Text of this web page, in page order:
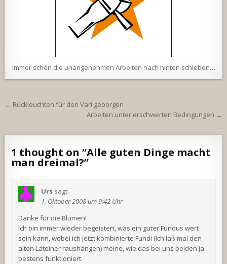
Immer schön die unangenehmen Arbeiten nach hinten schieben…
Beitragsnavigation
← Rückleuchten für den Vari geborgen
Arbeiten unter erschwerten Bedingungen →
1 thought on “Alle guten Dinge macht
man dreimal?”
Urs sagt:
1. Oktober 2008 um 9:42 Uhr
Danke für die Blumen!
Ich bin immer wieder begeistert, was ein guter Fundus wert
sein kann, wobei ich jetzt kombinierte Fundi (ich laß mal den
alten Lateiner raushängen) meine, wie das bei uns beiden ja
bestens funktioniert.